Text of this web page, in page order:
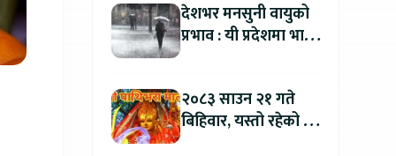
देशभर मनसुनी वायुको
प्रभाव : यी प्रदेशमा भारी
२०८३ साउन २१ गते
बिहिवार, यस्तो रहेको छ